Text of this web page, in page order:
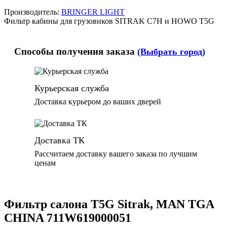
Производитель: BRINGER LIGHT
Фильтр кабины для грузовиков SITRAK C7H и HOWO T5G
Способы получения заказа (Выбрать город)
Курьерская служба
Доставка курьером до ваших дверей
Доставка ТК
Рассчитаем доставку вашего заказа по лучшим
ценам
Фильтр салона T5G Sitrak, MAN TGA
CHINA 711W619000051